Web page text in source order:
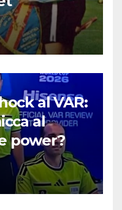
al VAR:
al
power?